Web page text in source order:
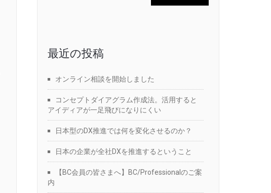
最近の投稿
オンライン相談を開始しました
コンセプトダイアグラム作成法。活用すると
アイディアが一足飛びになりにくい
日本型のDX推進では何を変化させるのか？
日本の企業が全社DXを推進するということ
【BC会員の皆さまへ】BC/Professionalのご案
内